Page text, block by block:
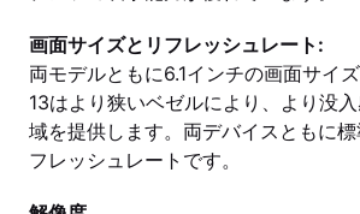
画面サイズとリフレッシュレート:
両モデルともに6.1インチの画面サイ
13はより狭いベゼルにより、より没
域を提供します。両デバイスともに
フレッシュレートです。